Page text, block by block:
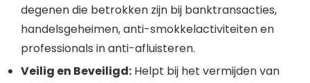
degenen die betrokken zijn bij banktransacties,
handelsgeheimen, anti-smokkelactiviteiten en
professionals in anti-afluisteren.
Veilig en Beveiligd: Helpt bij het vermijden van